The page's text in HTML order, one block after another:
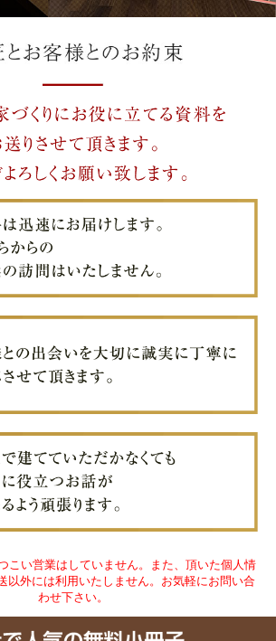
こい営業はしていません。また、頂いた個人情
以外には利用いたしません。お気軽にお問い合
わせ下さい。